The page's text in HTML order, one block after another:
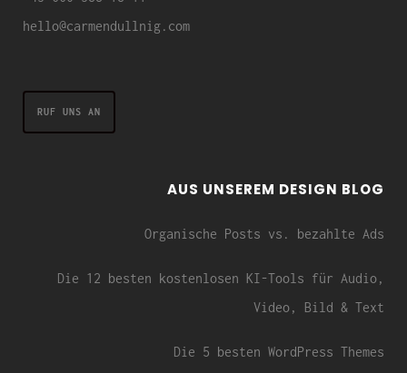
hello@carmendullnig.com
RUF UNS AN
AUS UNSEREM DESIGN BLOG
Organische Posts vs. bezahlte Ads
Die 12 besten kostenlosen KI-Tools für Audio,
Video, Bild & Text
Die 5 besten WordPress Themes